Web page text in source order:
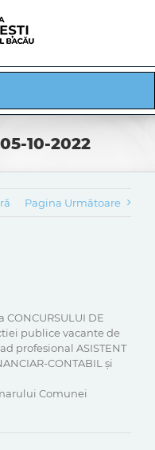
10-2022
Pagina Următoare
DE
publice vacante de
profesional ASISTENT
CONTABIL și
Comunei